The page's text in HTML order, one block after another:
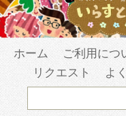
ホーム ご利用につ
リクエスト
よ